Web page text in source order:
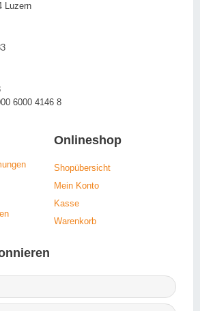
Luzern
6000 4146 8
Onlineshop
Shopübersicht
Mein Konto
Kasse
Warenkorb